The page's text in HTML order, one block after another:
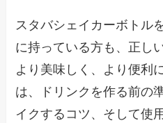
スタバシェイカーボトル
に持っている方も、正し
より美味しく、より便利
は、ドリンクを作る前の
イクするコツ、そして使